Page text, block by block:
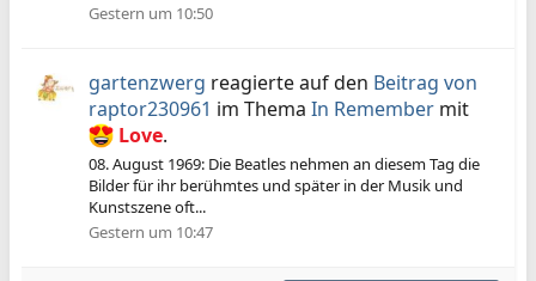
Gestern um 10:50
gartenzwerg reagierte auf den Beitrag von
raptor230961 im Thema In Remember mit
Love.
08. August 1969: Die Beatles nehmen an diesem Tag die
Bilder für ihr berühmtes und später in der Musik und
Kunstszene oft...
Gestern um 10:47